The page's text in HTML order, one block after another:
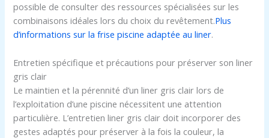
possible de consulter des ressources spécialisées sur les
combinaisons idéales lors du choix du revêtement.Plus
d’informations sur la frise piscine adaptée au liner.
Entretien spécifique et précautions pour préserver son liner
gris clair
Le maintien et la pérennité d’un liner gris clair lors de
l’exploitation d’une piscine nécessitent une attention
particulière. L’entretien liner gris clair doit incorporer des
gestes adaptés pour préserver à la fois la couleur, la